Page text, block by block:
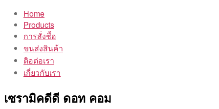
Home
Products
การสั่งชื้อ
ขนส่งสินค้า
ติอต่อเรา
เกี่ยวกับเรา
เซรามิคดีดี ดอท คอม